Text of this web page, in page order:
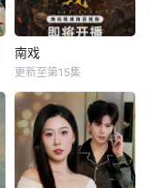
南戏
更新至第15集